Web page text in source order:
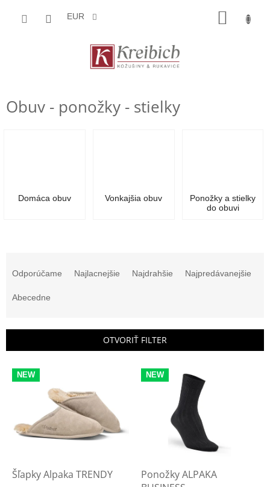
EUR
Obuv - ponožky - stielky
Domáca obuv Vonkajšia obuv
Ponožky a stielky
do obuvi
p
o
Odporúčame Najlacnejšie Najdrahšie Najpredávanejšie
Abecedne
OTVORIŤ FILTER
V NEW
Šľapky Alpaka TRENDY
NEW
Ponožky ALPAKA